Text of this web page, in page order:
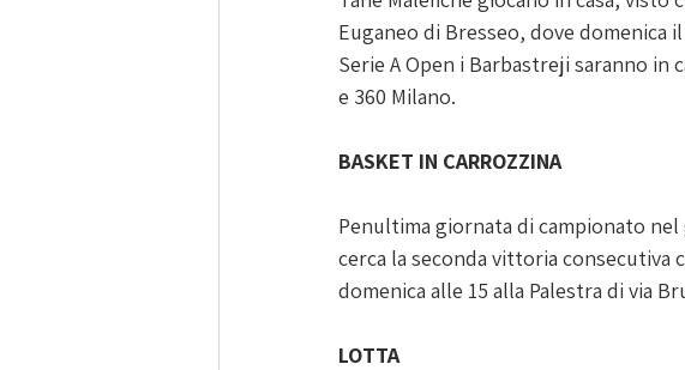
Euganeo di Bresseo, dove domenica
Serie A Open i Barbastreji saranno in
e 360 Milano.
BASKET IN CARROZZINA
Penultima giornata di campionato nel
cerca la seconda vittoria
domenica alle 15 alla Palestra di via
LOTTA